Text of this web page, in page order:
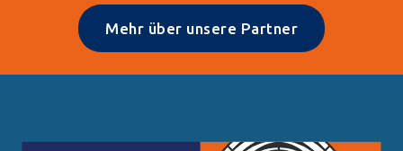
Mehr über unsere Partner